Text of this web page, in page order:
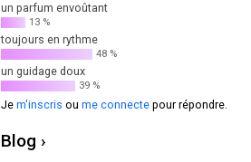
un parfum envoûtant
13 %
toujours en rythme
48 %
un guidage doux
39 %
Je m'inscris ou me connecte pour répondre.
Blog ›